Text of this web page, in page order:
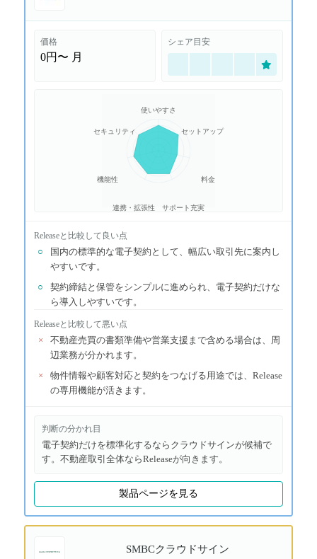
価格
0円〜 月
シェア目安
使いやすさ
セットアップ
料金
サポート充実
連携・拡張性
機能性
セキュリティ
Releaseと比較して良い点
○
国内の標準的な電子契約として、幅広い取引先に案内し
やすいです。
○
契約締結と保管をシンプルに進められ、電子契約だけな
ら導入しやすいです。
Releaseと比較して悪い点
×
不動産売買の書類準備や営業支援まで含める場合は、周
辺業務が分かれます。
×
物件情報や顧客対応と契約をつなげる用途では、Release
の専用機能が活きます。
判断の分かれ目
電子契約だけを標準化するならクラウドサインが候補で
す。不動産取引全体ならReleaseが向きます。
製品ページを見る
SMBCクラウドサイン